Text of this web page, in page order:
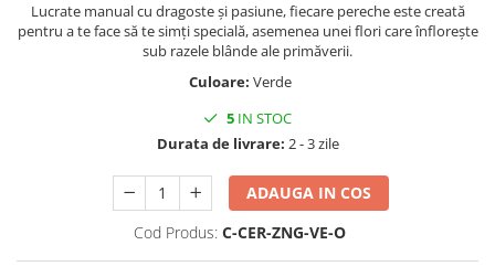
Lucrate manual cu dragoste și pasiune, fiecare pereche este creată
pentru a te face să te simți specială, asemenea unei flori care înflorește
sub razele blânde ale primăverii.
Culoare: Verde
5 IN STOC
Durata de livrare: 2 - 3 zile
ADAUGA IN COS
Cod Produs: C-CER-ZNG-VE-O